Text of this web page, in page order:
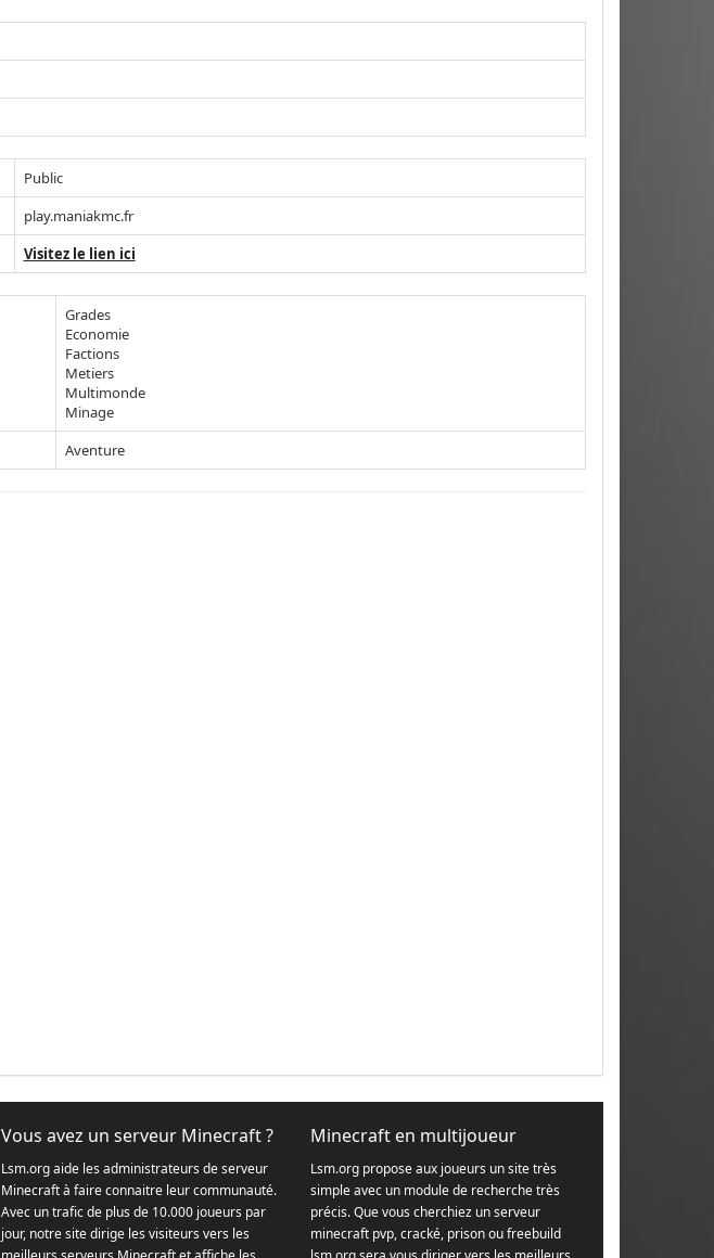
Public
play.maniakmc.fr
Visitez le lien ici
Grades
Economie
Factions
Metiers
Multimonde
Minage
Aventure
Vous avez un serveur Minecraft ?
Lsm.org aide les administrateurs de serveur
Minecraft à faire connaitre leur communauté.
Avec un trafic de plus de 10.000 joueurs par
jour, notre site dirige les visiteurs vers les
Minecraft en multijoueur
Lsm.org propose aux joueurs un site très
simple avec un module de recherche très
précis. Que vous cherchiez un serveur
minecraft pvp, cracké, prison ou freebuild